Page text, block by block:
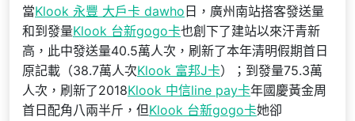
當Klook 永豐 大戶卡 dawho 日，廣州南站搭客發送量
和到發量Klook 台新gogo卡也創下了建站以來汗青新
高，此中發送量40.5萬人次，刷新了本年清明假期首日
原記載（38.7萬人次Klook 富邦J卡）；到發量75.3萬
人次，刷新了2018Klook 中信line pay卡年國慶黃金周
首日配角八兩半斤，但Klook 台新gogo卡她卻